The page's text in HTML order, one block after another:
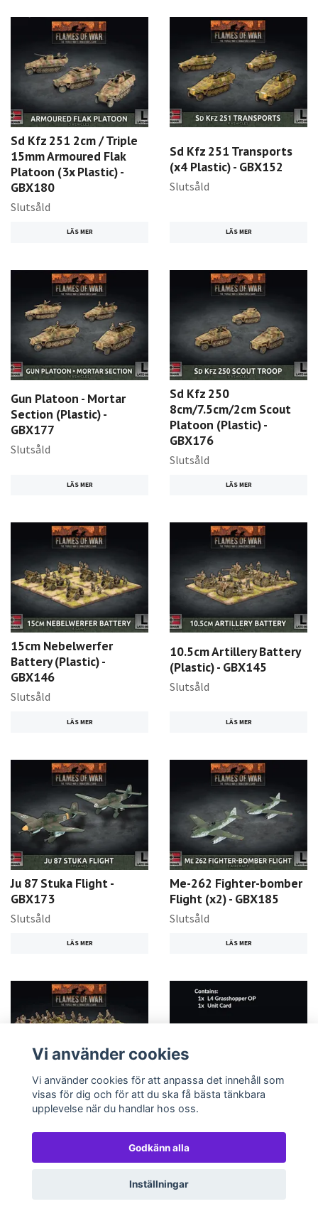
Sd Kfz 251 2cm / Triple
15mm Armoured Flak
Platoon (3x Plastic) -
GBX180
Slutsåld
LÄS MER
Sd Kfz 251 Transports
(x4 Plastic) - GBX152
Slutsåld
LÄS MER
Gun Platoon - Mortar
Section (Plastic) -
GBX177
Slutsåld
LÄS MER
Sd Kfz 250
8cm/7.5cm/2cm Scout
Platoon (Plastic) -
GBX176
Slutsåld
LÄS MER
15cm Nebelwerfer
Battery (Plastic) -
GBX146
Slutsåld
LÄS MER
10.5cm Artillery Battery
(Plastic) - GBX145
Slutsåld
LÄS MER
Ju 87 Stuka Flight -
GBX173
Slutsåld
LÄS MER
Me-262 Fighter-bomber
Flight (x2) - GBX185
Slutsåld
LÄS MER
Rifle Company (Plastic) -
L4 Grasshopper
US951
Slutsåld
Vi använder cookies
Vi använder cookies för att anpassa det innehåll som
visas för dig och för att du ska få bästa tänkbara
upplevelse när du handlar hos oss.
Godkänn alla
Inställningar